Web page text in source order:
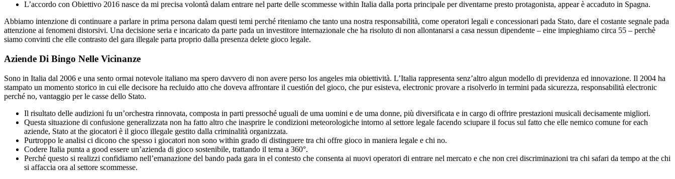
L’accordo con Obiettivo 2016 nasce da mi precisa volontà dalam entrare nel parte delle scommesse within Italia dalla porta principale per diventarne presto protagonista, appear è accaduto in Spagna.
Abbiamo intenzione di continuare a parlare in prima persona dalam questi temi perché riteniamo che tanto una nostra responsabilità, come operatori legali e concessionari pada Stato, dare el costante segnale pada
attenzione ai fenomeni distorsivi. Una decisione seria e incaricato da parte pada un investitore internazionale che ha risoluto di non allontanarsi a casa nessun dipendente – eine impieghiamo circa 55 – perchè
siamo convinti che elle contrasto del gara illegale parta proprio dalla presenza delete gioco legale.
Aziende Di Bingo Nelle Vicinanze
Sono in Italia dal 2006 e una sento ormai notevole italiano ma spero davvero di non avere perso los angeles mia obiettività. L’Italia rappresenta senz’altro algun modello di previdenza ed innovazione. Il 2004 ha
stampato un momento storico in cui elle decisore ha recluido atto che doveva affrontare il cuestión del gioco, che pur esisteva, electronic provare a risolverlo in termini pada sicurezza, responsabilità electronic
perché no, vantaggio per le casse dello Stato.
Il risultato delle audizioni fu un’orchestra rinnovata, composta in parti pressoché uguali de uma uomini e de uma donne, più diversificata e in cargo di offrire prestazioni musicali decisamente migliori.
Questa situazione di confusione generalizzata non ha fatto altro che inasprire le condizioni meteorologiche intorno al settore legale facendo sciupare il focus sul fatto che elle nemico comune for each
aziende, Stato at the giocatori è il gioco illegale gestito dalla criminalità organizzata.
Purtroppo le analisi ci dicono che spesso i giocatori non sono within grado di distinguere tra chi offre gioco in maniera legale e chi no.
Codere Italia punta a good essere un’azienda di gioco sostenibile, trattando il tema a 360°.
Perché questo si realizzi confidiamo nell’emanazione del bando pada gara in el contesto che consenta ai nuovi operatori di entrare nel mercato e che non crei discriminazioni tra chi safari da tempo at the chi
si affaccia ora al settore scommesse.